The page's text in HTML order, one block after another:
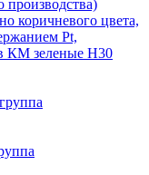
производства)
коричневого цвета,
Pt,
КМ зеленые Н30